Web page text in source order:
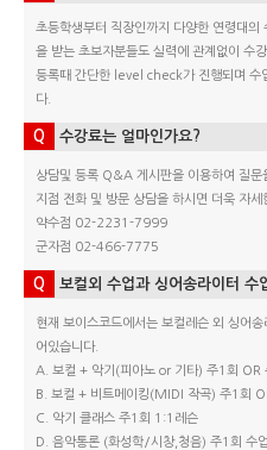
초등학생부터 직장인까지 다양한 연령대
을 받는 초보자분들도 실력에 관계없이 수
등록때 간단한 level check가 진행되며 수
다.
Q 수강료는 얼마인가요?
상담및 등록 Q&A 게시판을 이용하여 질문
지점 전화 및 방문 상담을 하시면 더욱 자세
약수점 02-2231-7999
군자점 02-466-7775
Q 보컬외 수업과 싱어송라이터 수
현재 보이스코드에서는 보컬레슨 외 싱어
어있습니다.
A. 보컬 + 악기(피아노 or 기타) 주1회 OR
B. 보컬 + 비트메이킹(MIDI 작곡) 주1회
C. 악기 클래스 주1회 1:1레슨
D. 음악통론 (화성학/시창,청음) 주1회 수